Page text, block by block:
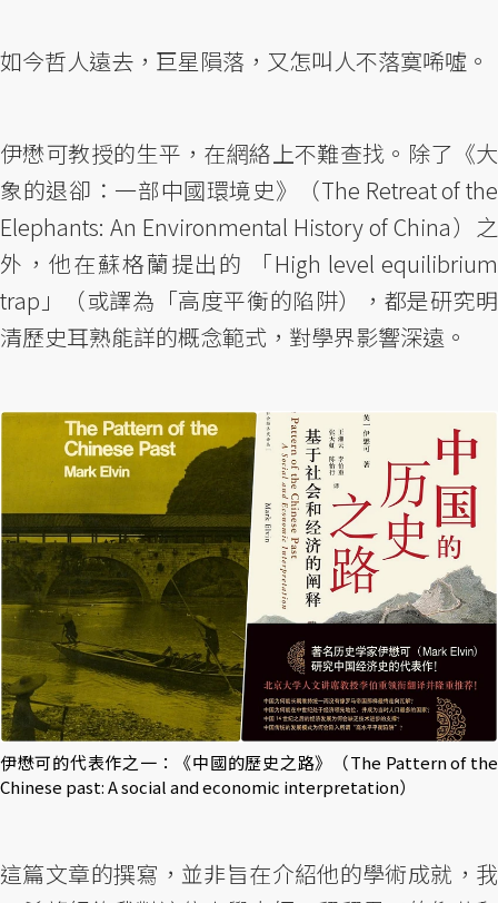
如今哲人遠去，巨星隕落，又怎叫人不落寞唏噓。
伊懋可教授的生平，在網絡上不難查找。除了《大
象的退卻：一部中國環境史》（The Retreat of the
Elephants: An Environmental History of China）之
外，他在蘇格蘭提出的 「High level equilibrium
trap」（或譯為「高度平衡的陷阱），都是研究明
清歷史耳熟能詳的概念範式，對學界影響深遠。
伊懋可的代表作之一：《中國的歷史之路》（The Pattern of the
Chinese past: A social and economic interpretation）
這篇文章的撰寫，並非旨在介紹他的學術成就，我